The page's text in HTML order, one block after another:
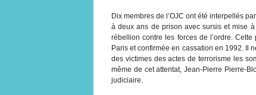
Dix membres de l’OJC ont été interpellés
à deux ans de prison avec sursis et mise
rébellion contre les forces de l’ordre.
Paris et confirmée en cassation en 1992. Il
des victimes des actes de terrorisme les
même de cet attentat, Jean-Pierre Pierre-
judiciaire.